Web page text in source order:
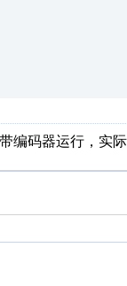
编码器运行，实